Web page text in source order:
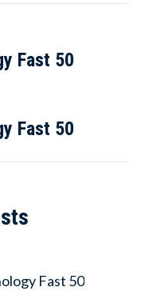
Fast 50
Fast 50
Fast 50